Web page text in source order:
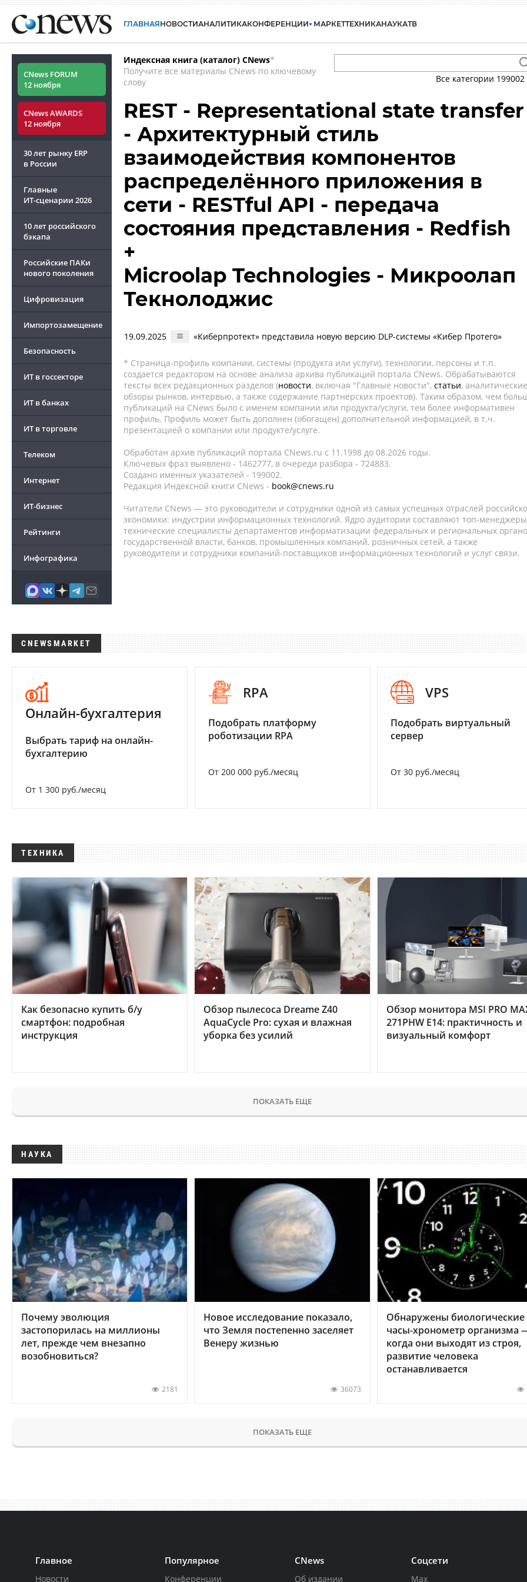
ГЛАВНАЯНОВОСТИАНАЛИТИКАКОНФЕРЕНЦИИ МАРКЕТТЕХНИКАНАУКАТВ
CNews FORUM
12 ноября
CNews AWARDS
12 ноября
30 лет рынку ERP
в России
Главные
ИТ-сценарии 2026
10 лет российского
бэкапа
Российские ПАКи
нового поколения
Цифровизация
Импортозамещение
Безопасность
ИТ в госсекторе
ИТ в банках
ИТ в торговле
Телеком
Интернет
ИТ-бизнес
Рейтинги
Инфографика
Индексная книга (каталог) CNews*
Получите все материалы CNews по ключевому
слову
Все категории 199002
REST - Representational state transfer
- Архитектурный стиль
взаимодействия компонентов
распределённого приложения в
сети - RESTful API - передача
состояния представления - Redfish
+
Microolap Technologies - Микроолап
Текнолоджис
19.09.2025 «Киберпротект» представила новую версию DLP-системы «Кибер Протего»
* Страница-профиль компании, системы (продукта или услуги), технологии, персоны и т.п.
создается редактором на основе анализа архива публикаций портала CNews. Обрабатываются
тексты всех редакционных разделов (новости, включая "Главные новости", статьи, аналитические
обзоры рынков, интервью, а также содержание партнёрских проектов). Таким образом, чем
публикаций на CNews было с именем компании или продукта/услуги, тем более информативен
профиль. Профиль может быть дополнен (обогащен) дополнительной информацией, в т.ч.
презентацией о компании или продукте/услуге.
Обработан архив публикаций портала CNews.ru c 11.1998 до 08.2026 годы.
Ключевых фраз выявлено - 1462777, в очереди разбора - 724883.
Создано именных указателей - 199002.
Редакция Индексной книги CNews - book@cnews.ru
Читатели CNews — это руководители и сотрудники одной из самых успешных отраслей
экономики: индустрии информационных технологий. Ядро аудитории составляют топ-
технические специалисты департаментов информатизации федеральных и региональных
государственной власти, банков, промышленных компаний, розничных сетей, а также
руководители и сотрудники компаний-поставщиков информационных технологий и услуг связи.
CNEWSMARKET
Онлайн-бухгалтерия
Выбрать тариф на онлайн-
бухгалтерию
От 1 300 руб./месяц
RPA
Подобрать платформу
роботизации RPA
От 200 000 руб./месяц
VPS
Подобрать виртуальный
сервер
От 30 руб./месяц
ТЕХНИКА
Как безопасно купить б/у
смартфон: подробная
инструкция
Обзор пылесоса Dreame Z40
AquaCycle Pro: сухая и влажная
уборка без усилий
Обзор монитора MSI PRO
271PHW E14: практичность и
визуальный комфорт
ПОКАЗАТЬ ЕЩЕ
НАУКА
Почему эволюция
застопорилась на миллионы
лет, прежде чем внезапно
возобновиться?
2181
Новое исследование показало,
что Земля постепенно заселяет
Венеру жизнью
36073
Обнаружены биологические
часы-хронометр организма
когда они выходят из строя,
развитие человека
останавливается
ПОКАЗАТЬ ЕЩЕ
Главное
Новости
Популярное
Конференции
CNews
Об издании
Соцсети
Max